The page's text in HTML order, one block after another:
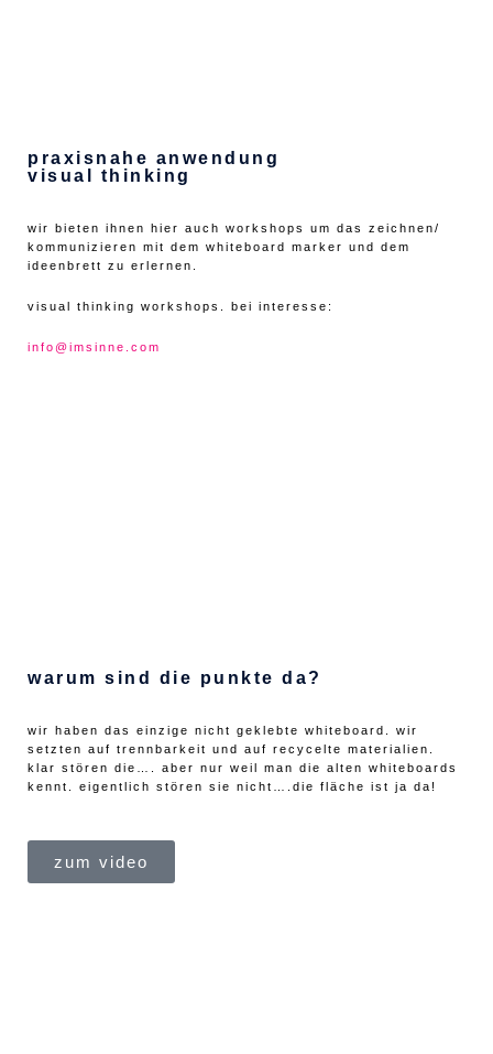
praxisnahe anwendung
visual thinking
wir bieten ihnen hier auch workshops um das zeichnen/
kommunizieren mit dem whiteboard marker und dem
ideenbrett zu erlernen.
visual thinking workshops. bei interesse:
info@imsinne.com
warum sind die punkte da?
wir haben das einzige nicht geklebte whiteboard. wir
setzten auf trennbarkeit und auf recycelte materialien.
klar stören die…. aber nur weil man die alten whiteboards
kennt. eigentlich stören sie nicht….die fläche ist ja da!
zum video